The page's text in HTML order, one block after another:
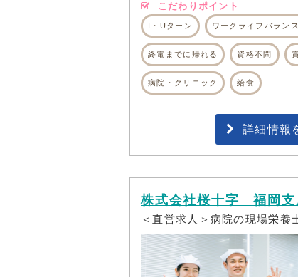
こだわりポイント
I・Uターン ワークライフバラン
終電までに帰れる 資格不問
病院・クリニック 給食
詳細情報
株式会社桜十字 福岡
＜直営求人＞病院の現場栄養